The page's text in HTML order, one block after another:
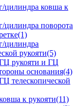
цилиндра ковша к
цилиндра поворота
цилиндра
рукояти(5)
рукояти и ГЦ
основания(4)
телескопической
к рукояти(11)